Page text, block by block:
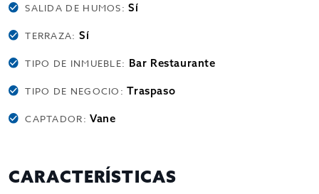
SALIDA DE HUMOS:Sí
TERRAZA: Sí
TIPO DE INMUEBLE: Bar Restaurante
TIPO DE NEGOCIO:Traspaso
CAPTADOR:Vane
CARACTERÍSTICAS